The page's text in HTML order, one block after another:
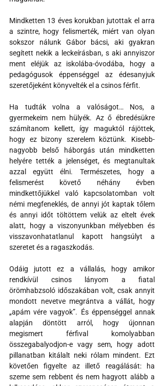
Mindketten 13 éves korukban jutottak el arra
a szintre, hogy felismerték, miért van olyan
sokszor nálunk Gábor bácsi, aki gyakran
segített nekik a leckeírásban, s aki annyiszor
ment eléjük az iskolába-óvodába, hogy a
pedagógusok éppenséggel az édesanyjuk
szeretőjeként könyvelték el a csinos férfit.
Ha tudták volna a valóságot… Nos, a
gyermekeim nem hülyék. Az ő ébredésükre
számítanom kellett, így maguktól rájöttek,
hogy ez bizony szerelem köztünk. Kisebb-
nagyobb belső háborgás után mindketten
helyére tették a jelenséget, és megtanultak
azzal együtt élni. Természetes, hogy a
felismerést követő néhány évben
mindkettőjükkel való kapcsolatomban volt
némi megfeneklés, de annyi jót kaptak tőlem
és annyi időt töltöttem velük az eltelt évek
alatt, hogy a viszonyunkban mélyebben és
visszavonhatatlanul kapott hangsúlyt a
szeretet és a ragaszkodás.
Odáig jutott ez a vállalás, hogy amikor
rendkívül csinos lányom a fiatal
örömhabzsoló időszakában volt, csak annyit
mondott nevetve megrántva a vállát, hogy
„apám vére vagyok”. És éppenséggel annak
alapján döntött arról, hogy újonnan
megismert férfival komolyabban
összegabalyodjon-e vagy sem, hogy adott
pillanatban kitálalt neki rólam mindent. Ezt
követően figyelte az illető reagálását: ha
szeme sem rebbent és nem hagyott alább a